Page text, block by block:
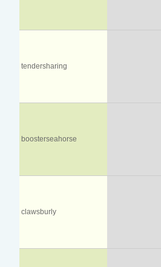
tendersharing
boosterseahorse
clawsburly